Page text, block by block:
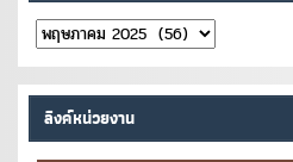
คลัง
หนังสือ
ลิงค์หน่วยงาน